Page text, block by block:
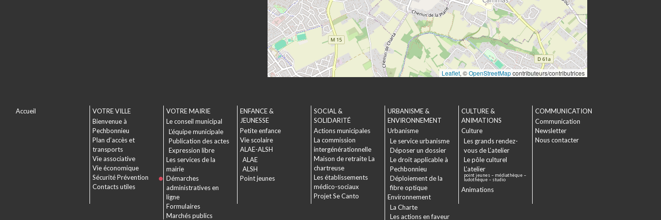
Leaflet, ©OpenStreetMapcontributeurs/contributrices
Accueil
VOTRE VILLE
Bienvenue à
Pechbonnieu
Plan d’accès et
transports
Vie associative
Vie économique
Sécurité Prévention
Contacts utiles
VOTRE MAIRIE
Le conseil municipal
L’équipe municipale
Publication des actes
Expression libre
Les services de la
mairie
Démarches
administratives en
ligne
Formulaires
Marchés publics
ENFANCE &
JEUNESSE
Petite enfance
Vie scolaire
ALAE-ALSH
ALAE
ALSH
Point jeunes
SOCIAL &
SOLIDARITÉ
Actions municipales
La commission
intergénérationnelle
Maison de retraite La
chartreuse
Les établissements
médico-sociaux
Projet Se Canto
URBANISME &
ENVIRONNEMENT
Urbanisme
Le service urbanisme
Déposer un dossier
Le droit applicable à
Pechbonnieu
Déploiement de la
fibre optique
Environnement
La Charte
Les actions en faveur
CULTURE &
ANIMATIONS
Culture
Les grands rendez-
vous de L’atelier
Le pôle culturel
L’atelier
point jeunes – médiathèque –
ludothèque – studio
Animations
COMMUNICATION
Communication
Newsletter
Nous contacter